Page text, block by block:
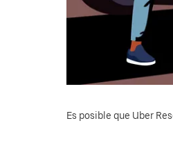
Es posible que Uber